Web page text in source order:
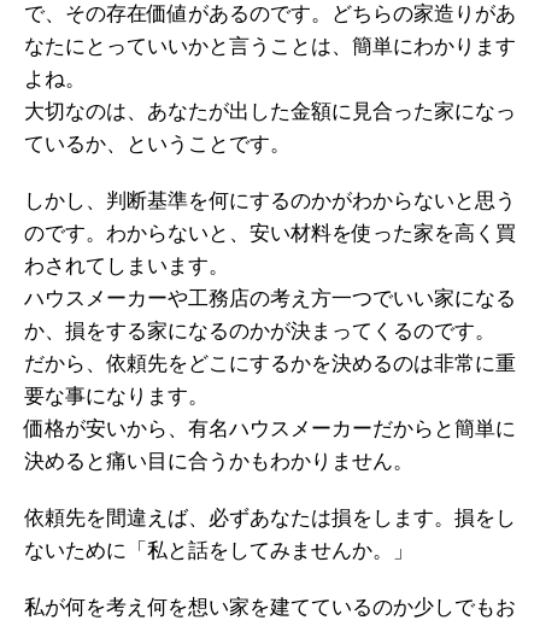
で、その存在価値があるのです。どちらの家造りがあ
なたにとっていいかと言うことは、簡単にわかります
よね。
大切なのは、あなたが出した金額に見合った家になっ
ているか、ということです。
しかし、判断基準を何にするのかがわからないと思う
のです。わからないと、安い材料を使った家を高く買
わされてしまいます。
ハウスメーカーや工務店の考え方一つでいい家になる
か、損をする家になるのかが決まってくるのです。
だから、依頼先をどこにするかを決めるのは非常に重
要な事になります。
価格が安いから、有名ハウスメーカーだからと簡単に
決めると痛い目に合うかもわかりません。
依頼先を間違えば、必ずあなたは損をします。損をし
ないために「私と話をしてみませんか。」
私が何を考え何を想い家を建てているのか少しでもお